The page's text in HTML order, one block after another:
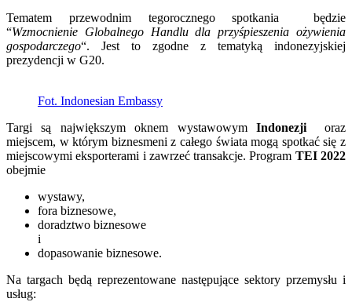
Tematem przewodnim tegorocznego spotkania będzie
“Wzmocnienie Globalnego Handlu dla przyśpieszenia ożywienia
gospodarczego“. Jest to zgodne z tematyką indonezyjskiej
prezydencji w G20.
Fot. Indonesian Embassy
Targi są największym oknem wystawowymIndonezjioraz
miejscem, w którym biznesmeni z całego świata mogą spotkać się z
miejscowymi eksporterami i zawrzeć transakcje. Program TEI 2022
obejmie
wystawy,
fora biznesowe,
doradztwo biznesowe
i
dopasowanie biznesowe.
Na targach będą reprezentowane następujące sektory przemysłu i
usług: